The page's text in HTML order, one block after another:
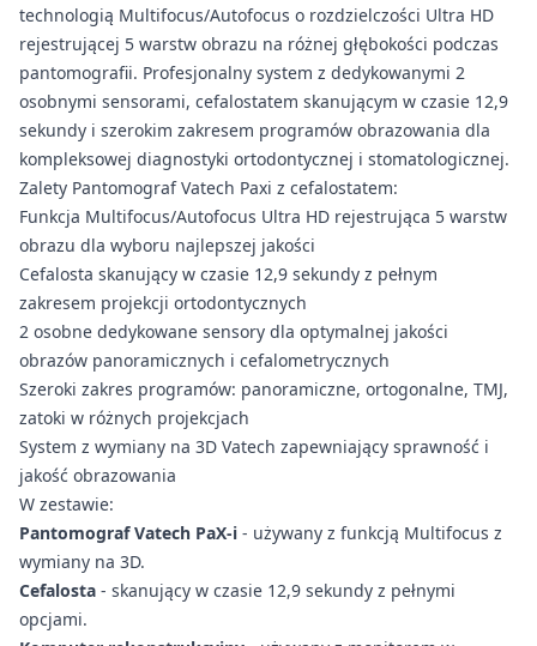
technologią Multifocus/Autofocus o rozdzielczości Ultra HD
rejestrującej 5 warstw obrazu na różnej głębokości podczas
pantomografii. Profesjonalny system z dedykowanymi 2
osobnymi sensorami, cefalostatem skanującym w czasie 12,9
sekundy i szerokim zakresem programów obrazowania dla
kompleksowej diagnostyki ortodontycznej i stomatologicznej.
Zalety Pantomograf Vatech Paxi z cefalostatem:
Funkcja Multifocus/Autofocus Ultra HD rejestrująca 5 warstw
obrazu dla wyboru najlepszej jakości
Cefalosta skanujący w czasie 12,9 sekundy z pełnym
zakresem projekcji ortodontycznych
2 osobne dedykowane sensory dla optymalnej jakości
obrazów panoramicznych i cefalometrycznych
Szeroki zakres programów: panoramiczne, ortogonalne, TMJ,
zatoki w różnych projekcjach
System z wymiany na 3D Vatech zapewniający sprawność i
jakość obrazowania
W zestawie:
Pantomograf Vatech PaX-i - używany z funkcją Multifocus z
wymiany na 3D.
Cefalosta - skanujący w czasie 12,9 sekundy z pełnymi
opcjami.